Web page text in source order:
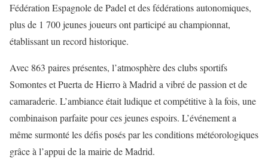
Fédération Espagnole de Padel et des fédérations autonomiques,
plus de 1 700 jeunes joueurs ont participé au championnat,
établissant un record historique.
Avec 863 paires présentes, l’atmosphère des clubs sportifs
Somontes et Puerta de Hierro à Madrid a vibré de passion et de
camaraderie. L’ambiance était ludique et compétitive à la fois, une
combinaison parfaite pour ces jeunes espoirs. L’événement a
même surmonté les défis posés par les conditions météorologiques
grâce à l’appui de la mairie de Madrid.